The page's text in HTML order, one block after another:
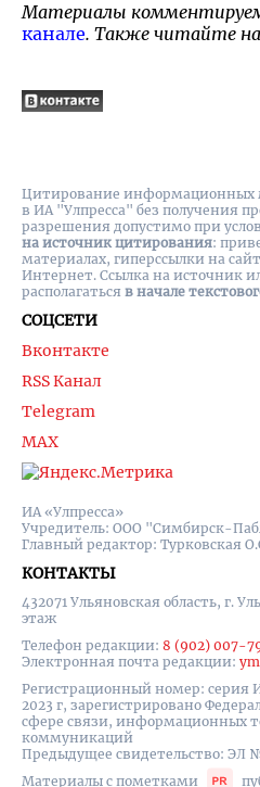
Материалы
канале. Также читайте
ИА «Улпресса»
Учредитель: ООО "Симбирск-
Главный редактор: Турковская
КОНТАКТЫ
432071 Ульяновская область, г.
этаж
Телефон редакции: 8 (902) 007-
Электронная почта редакции:
Регистрационный номер: серия
2023 г, зарегистрировано
сфере связи, информационных
коммуникаций
Предыдущее свидетельство: ЭЛ
Материалы с пометками
СОЦСЕТИ
Вконтакте
RSS Канал
Telegram
MAX
Цитирование информационных
в ИА "Улпресса" без получения
разрешения допустимо при
на источник цитирования:
материалах, гиперссылки на cайт
Интернет. Ссылка на источник
располагаться в начале